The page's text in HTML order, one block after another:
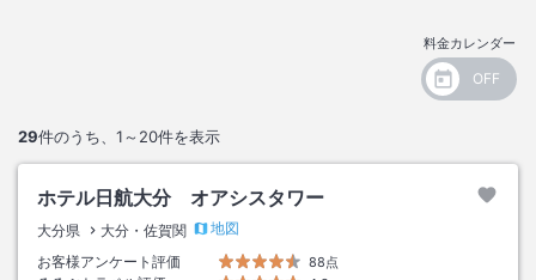
料金カレンダー
29件のうち、 1～20件を表示
ホテル日航大分 オアシスタワー
大分県 大分・佐賀関
地図
お客様アンケート評価
88点